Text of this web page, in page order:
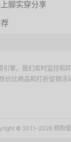
脚实穿分享
擎。我们实时监控和
价比商品和打折促销
© 2011-2026 网购